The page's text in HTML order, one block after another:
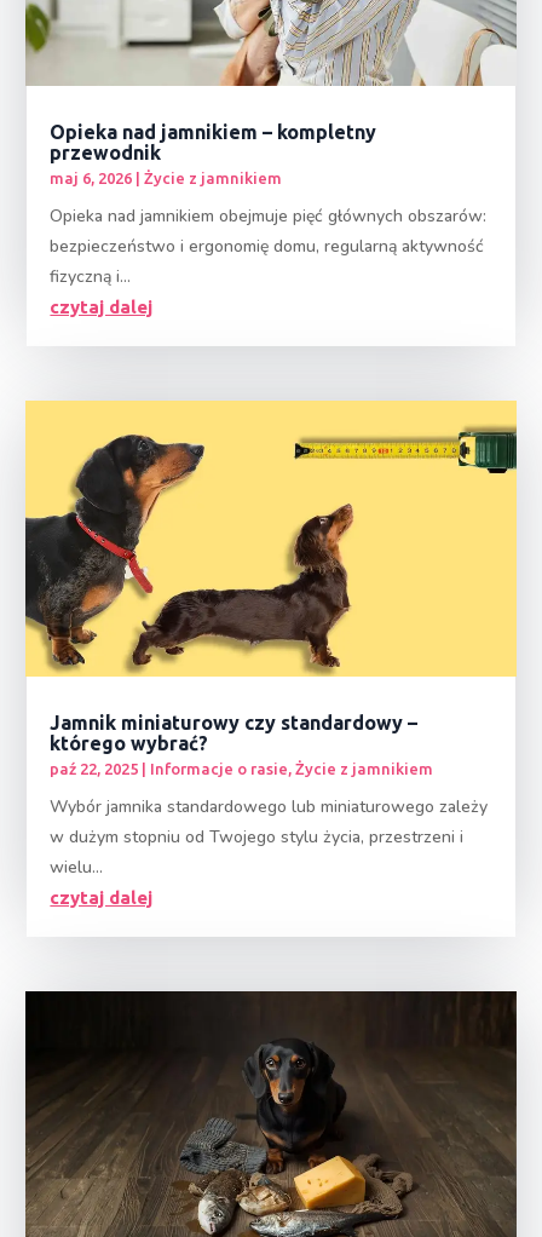
Opieka nad jamnikiem – kompletny
przewodnik
maj 6, 2026 |Życie z jamnikiem
Opieka nad jamnikiem obejmuje pięć głównych obszarów:
bezpieczeństwo i ergonomię domu, regularną aktywność
fizyczną i...
czytaj dalej
Jamnik miniaturowy czy standardowy –
którego wybrać?
paź 22, 2025 Informacje o rasie,Życie z jamnikiem
Wybór jamnika standardowego lub miniaturowego zależy
w dużym stopniu od Twojego stylu życia, przestrzeni i
wielu...
czytaj dalej